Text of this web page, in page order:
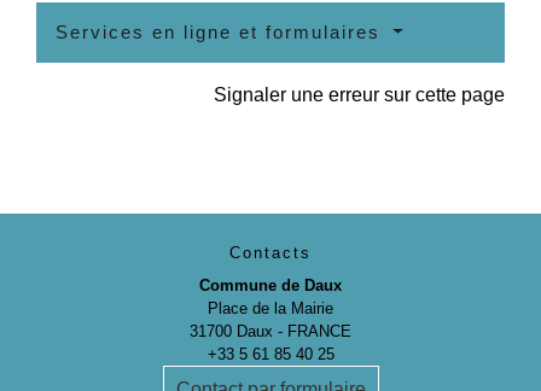
Services en ligne et formulaires
Signaler une erreur sur cette page
Contacts
Commune de Daux
Place de la Mairie
31700 Daux - FRANCE
+33 5 61 85 40 25